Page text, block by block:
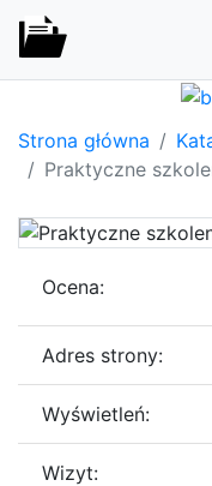
Strona główna
Praktyczne
Ocena:
Adres strony:
Wyświetleń:
Wizyt: